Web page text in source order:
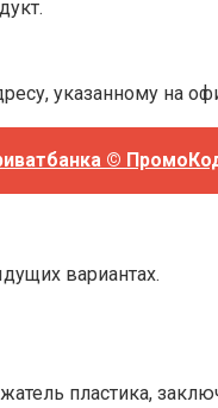
указанному на
©
вариантах.
пластика,